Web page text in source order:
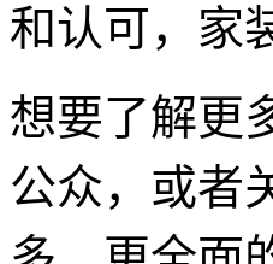
和认可，家
想要了解更
公众，或者